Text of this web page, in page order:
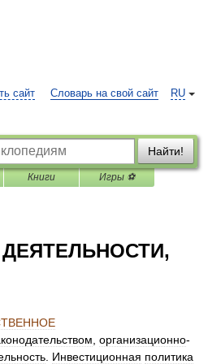
RU
сайт Словарь на свой сайт
Найти!
Книги Игры ⚽
организационно-
Инвестиционная политика